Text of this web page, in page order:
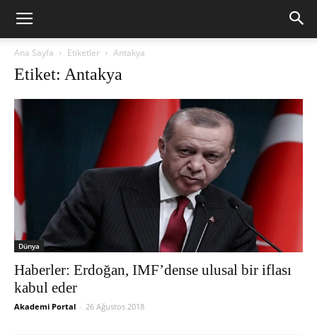
Ana Sayfa Etiketler Antakya
Etiket: Antakya
Dünya
Haberler: Erdoğan, IMF’dense ulusal bir iflası
kabul eder
Akademi Portal - 26 Ağustos 2018